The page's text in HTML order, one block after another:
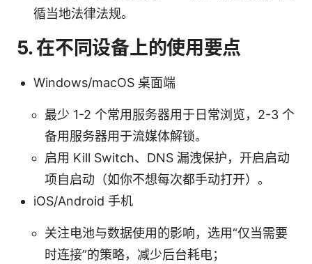
循当地法律法规。
5. 在不同设备上的使用要点
Windows/macOS 桌面端
最少 1-2 个常用服务器用于日常浏览，2-3 个
备用服务器用于流媒体解锁。
启用 Kill Switch、DNS 漏洩保护，开启启动
项自启动（如你不想每次都手动打开）。
iOS/Android 手机
关注电池与数据使用的影响，选用“仅当需要
时连接”的策略，减少后台耗电；